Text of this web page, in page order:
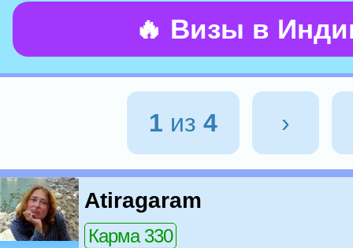
🔥 Визы в
1 из 4 ›
Atiragaram
Карма 330